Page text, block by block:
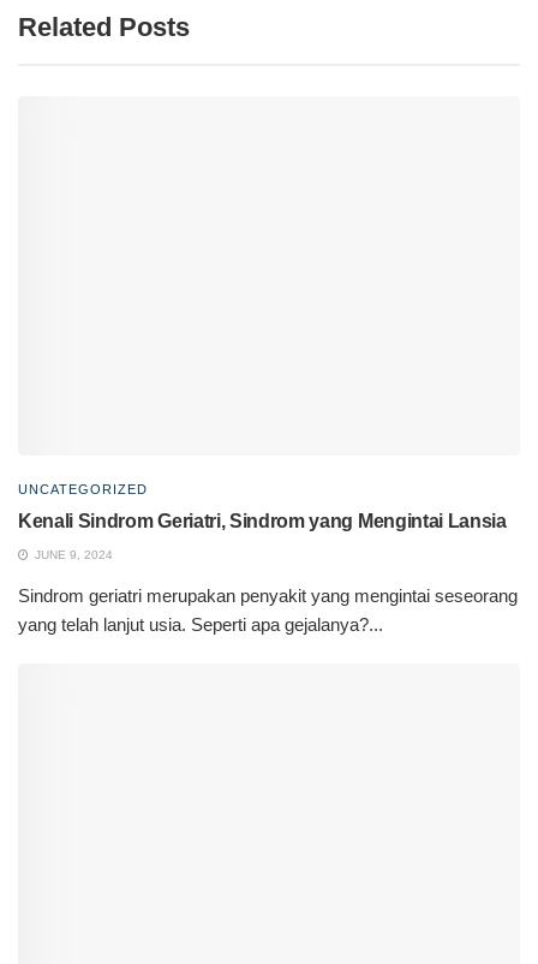
Related Posts
UNCATEGORIZED
Kenali Sindrom Geriatri, Sindrom yang Mengintai Lansia
JUNE 9, 2024
Sindrom geriatri merupakan penyakit yang mengintai seseorang
yang telah lanjut usia. Seperti apa gejalanya?...